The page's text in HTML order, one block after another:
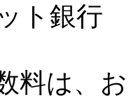
ト銀行
料は、お